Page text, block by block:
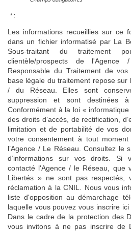
* :
Les informations recueillies sur ce
dans un fichier informatisé par La
Sous-traitant du traitement
clientèle/prospects de
Responsable du Traitement de
base légale du traitement repose sur
/ du Réseau. Elles sont
suppression et sont destinées
Conformément à la loi «
des droits d’accès, de rectification,
limitation et de portabilité de vos
votre consentement à tout
l’Agence / Le Réseau. Consultez le
d’informations sur vos droits. Si
contacté l'Agence / le Réseau, que
Libertés » ne sont pas respectés,
réclamation à la CNIL. Nous vous
liste d'opposition au démarchage
laquelle vous pouvez vous inscrire ici
Dans le cadre de la protection des
vous invitons à ne pas inscrire de